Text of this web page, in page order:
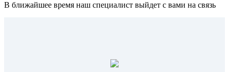
В ближайшее время наш специалист выйдет с вами на связь